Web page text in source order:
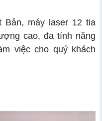
máy laser 12 tia
cao, đa tính năng
việc cho quý khách